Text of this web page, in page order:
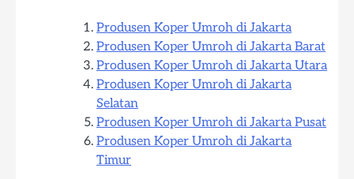
Produsen Koper Umroh di Jakarta
Produsen Koper Umroh di Jakarta Barat
Produsen Koper Umroh di Jakarta Utara
Produsen Koper Umroh di Jakarta
Selatan
Produsen Koper Umroh di Jakarta Pusat
Produsen Koper Umroh di Jakarta
Timur